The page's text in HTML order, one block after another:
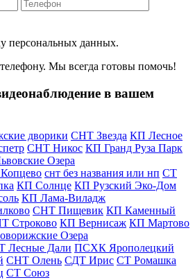
персональных данных.
Мы всегда готовы помочь!
в вашем
дворики СНТ Звезда КП Лесное
СНТ Никос КП Гранд Руза Парк
Озера
снт без названия или нп СТ
КП Солнце КП Рузский Эко-Дом
КП Лама-Виладж
СНТ Пищевик КП Каменный
Строково КП Вернисаж КП Мартово
Озера
Лесные Дали ПСХК Ярополецкий
СНТ Олень СДТ Ирис СТ Ромашка
СТ Союз